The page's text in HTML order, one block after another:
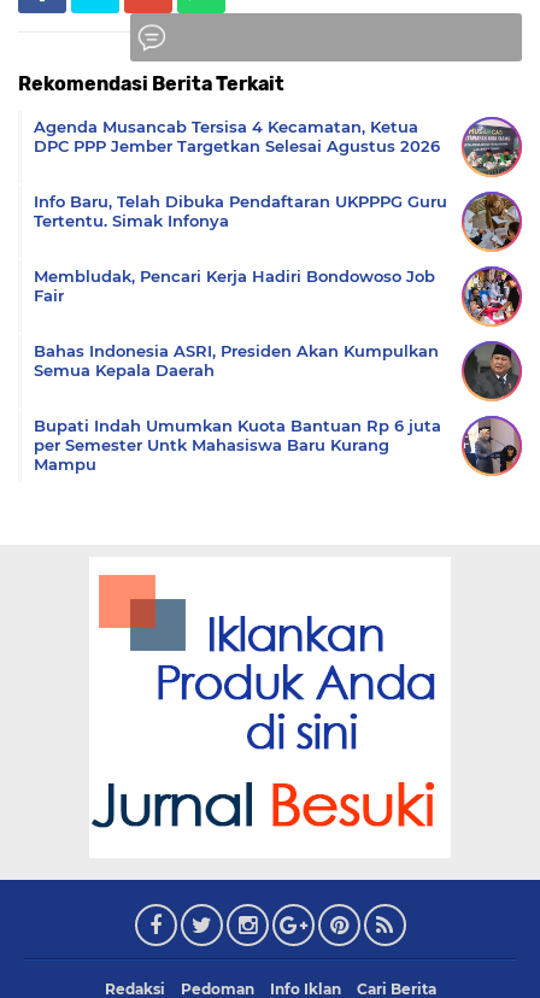
Rekomendasi Berita Terkait
Agenda Musancab Tersisa 4 Kecamatan, Ketua
DPC PPP Jember Targetkan Selesai Agustus 2026
Info Baru, Telah Dibuka Pendaftaran UKPPPG Guru
Tertentu. Simak Infonya
Membludak, Pencari Kerja Hadiri Bondowoso Job
Fair
Bahas Indonesia ASRI, Presiden Akan Kumpulkan
Semua Kepala Daerah
Bupati Indah Umumkan Kuota Bantuan Rp 6 juta
per Semester Untk Mahasiswa Baru Kurang
Mampu
Redaksi Pedoman Info Iklan Cari Berita